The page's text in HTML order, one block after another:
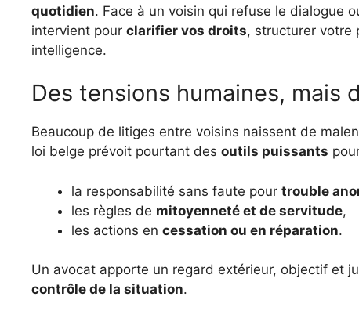
quotidien. Face à un voisin qui refuse le dialogue
intervient pour clarifier vos droits, structurer votre
intelligence.
Des tensions humaines, mais
Beaucoup de litiges entre voisins naissent de
loi belge prévoit pourtant des outils puissants
la responsabilité sans faute pour trouble
les règles de mitoyenneté et de servitude,
les actions en cessation ou en réparation.
Un avocat apporte un regard extérieur, objectif et
contrôle de la situation.